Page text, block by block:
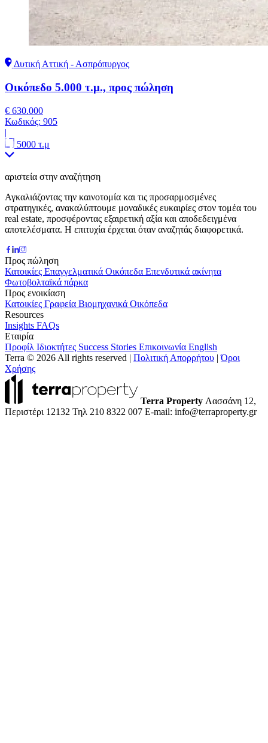
Δυτική Αττική - Ασπρόπυργος
Οικόπεδο 5.000 τ.μ., προς πώληση
€ 630.000
Κωδικός: 905
|
5000 τ.μ
αριστεία στην αναζήτηση
Αγκαλιάζοντας την καινοτομία και τις προσαρμοσμένες
στρατηγικές, ανακαλύπτουμε μοναδικές ευκαιρίες στον τομέα του
real estate, προσφέροντας εξαιρετική αξία και αποδεδειγμένα
αποτελέσματα. Η επιτυχία έρχεται όταν αναζητάς διαφορετικά.
Προς πώληση
Κατοικίες Επαγγελματικά Οικόπεδα Επενδυτικά ακίνητα
Φωτοβολταϊκά πάρκα
Προς ενοικίαση
Κατοικίες Γραφεία Βιομηχανικά Οικόπεδα
Resources
Insights FAQs
Εταιρία
Προφίλ Ιδιοκτήτες Success Stories Επικοινωνία English
Terra © 2026 All rights reserved | Πολιτική Απορρήτου |Όροι
Χρήσης
Terra Property Λασσάνη 12,
Περιστέρι 12132 Τηλ 210 8322 007 E-mail: info@terraproperty.gr